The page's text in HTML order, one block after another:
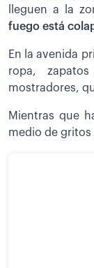
lleguen a la
fuego está
En la avenida
ropa,
mostradores,
Mientras que
medio de gritos